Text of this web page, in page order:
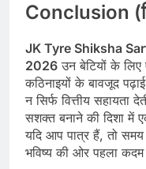
Conclusion
JK Tyre Shiksha
2026 उन बेटियों के
कठिनाइयों के बावजूद
न सिर्फ वित्तीय सहायता
सशक्त बनाने की दिशा में
यदि आप पात्र हैं, तो
भविष्य की ओर पहला कदम